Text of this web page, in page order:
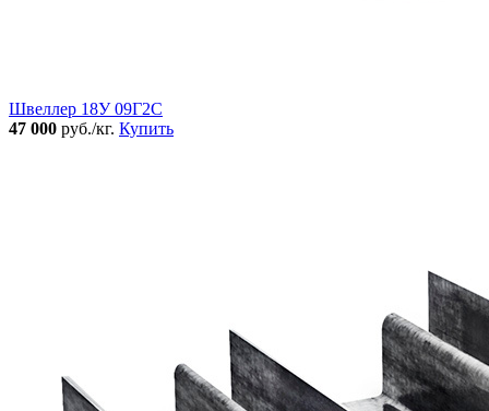
Швеллер 18У 09Г2С
47 000 руб./кг. Купить